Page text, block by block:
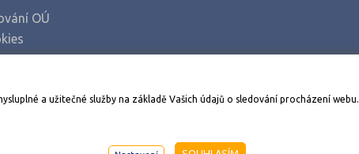
OÚ
Stáhněte si aplikaci Adresář škol
AMOS KamPoMaturite.cz, s.r.o., stránky vytvořilo
a užitečné služby na základě Vašich údajů o sledování procházení webu.